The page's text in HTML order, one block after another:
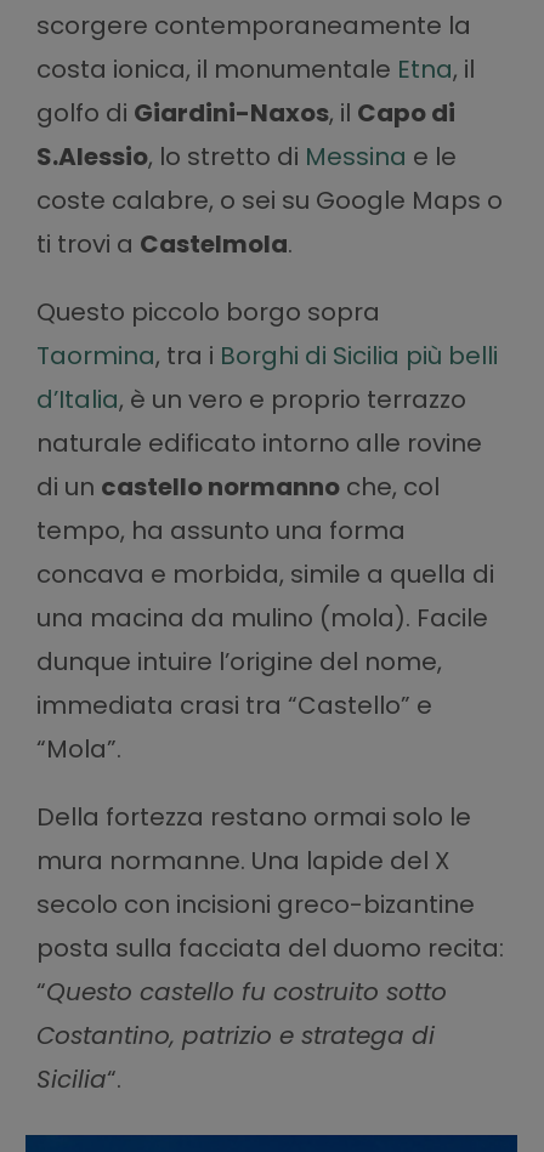
scorgere contemporaneamente la
costa ionica, il monumentale Etna, il
golfo di Giardini-Naxos, il Capo di
S.Alessio, lo stretto di Messina e le
coste calabre, o sei su Google Maps o
ti trovi a Castelmola.
Questo piccolo borgo sopra
Taormina, tra i Borghi di Sicilia più belli
d’Italia, è un vero e proprio terrazzo
naturale edificato intorno alle rovine
di un castello normannoche, col
tempo, ha assunto una forma
concava e morbida, simile a quella di
una macina da mulino (mola). Facile
dunque intuire l’origine del nome,
immediata crasi tra “Castello” e
“Mola”.
Della fortezza restano ormai solo le
mura normanne. Una lapide del X
secolo con incisioni greco-bizantine
posta sulla facciata del duomo recita:
“Questo castello fu costruito sotto
Costantino, patrizio e stratega di
Sicilia“.